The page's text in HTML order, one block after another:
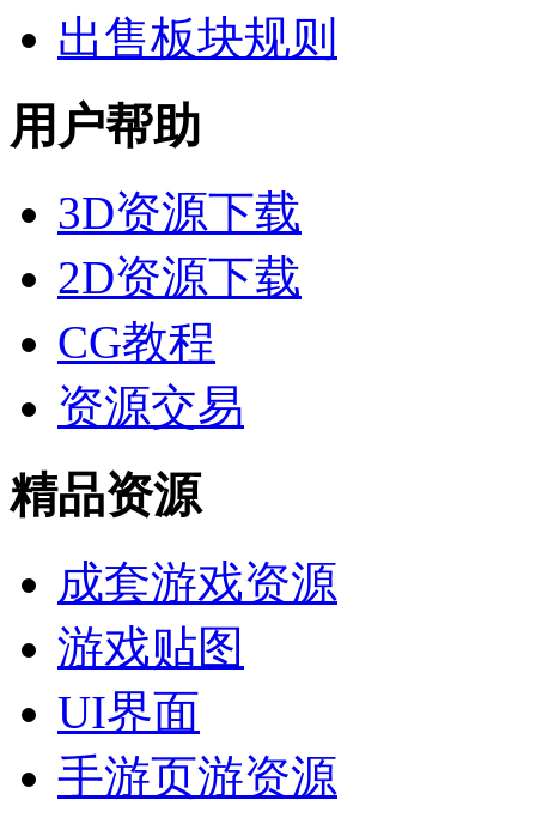
出售板块规则
用户帮助
3D资源下载
2D资源下载
CG教程
资源交易
精品资源
成套游戏资源
游戏贴图
UI界面
手游页游资源